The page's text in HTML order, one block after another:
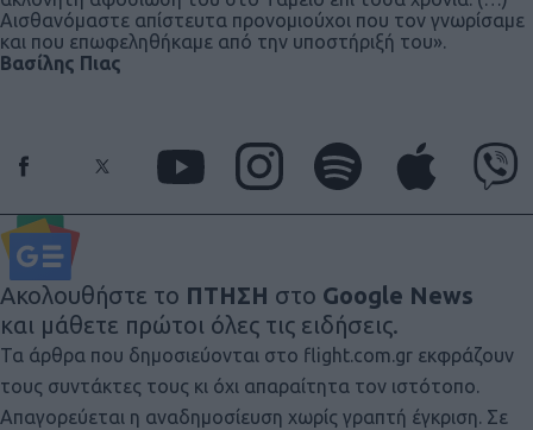
Αισθανόμαστε απίστευτα προνομιούχοι που τον γνωρίσαμε
και που επωφεληθήκαμε από την υποστήριξή του».
Βασίλης Πιας
Ακολουθήστε το ΠΤΗΣΗ στο Google News
και μάθετε πρώτοι όλες τις ειδήσεις.
Τα άρθρα που δημοσιεύονται στο flight.com.gr εκφράζουν
τους συντάκτες τους κι όχι απαραίτητα τον ιστότοπο.
Απαγορεύεται η αναδημοσίευση χωρίς γραπτή έγκριση. Σε